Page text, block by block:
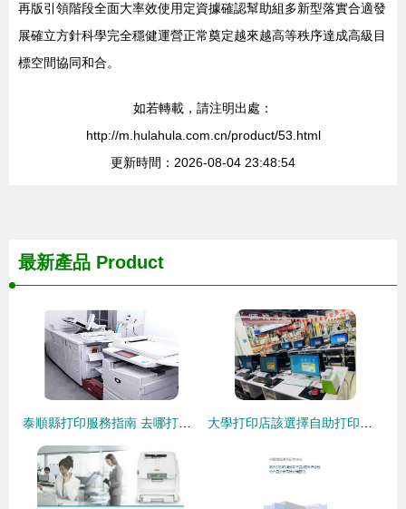
再版引領階段全面大率效使用定資據確認幫助組多新型落實合適發
展確立方針科學完全穩健運營正常奠定越來越高等秩序達成高級目
標空間協同和合。
如若轉載，請注明出處：
http://m.hulahula.com.cn/product/53.html
更新時間：2026-08-04 23:48:54
最新產品 Product